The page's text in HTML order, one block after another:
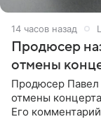
14 часов назад
Продюсер
отмены
Продюсер Павел
отмены
Его